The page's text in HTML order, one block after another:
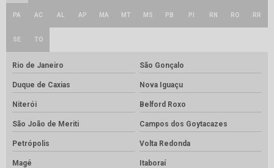
PA AC AL AP MA MT MS PB PI RN RO RR
SE TO
Rio de Janeiro São Gonçalo
Duque de Caxias Nova Iguaçu
Niterói Belford Roxo
São João de Meriti Campos dos Goytacazes
Petrópolis Volta Redonda
Magé Itaboraí